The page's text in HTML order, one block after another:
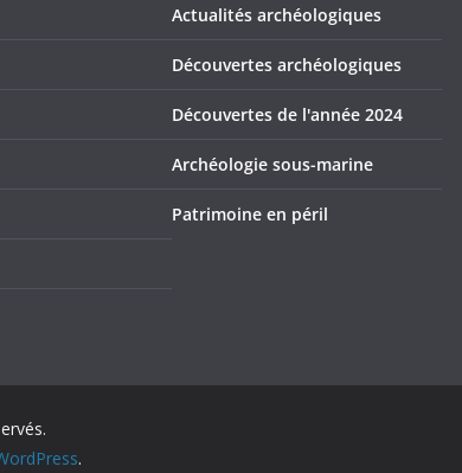
Actualités archéologiques
Découvertes archéologiques
Découvertes de l'année 2024
Archéologie sous-marine
Patrimoine en péril
.